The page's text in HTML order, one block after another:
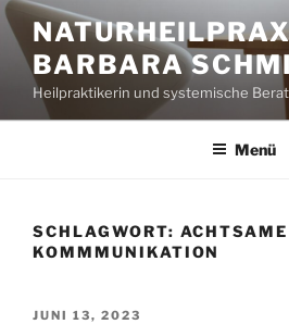
Zum
Inhalt
springenBARBARA
Heilpraktikerin und systemische
Menü
SCHLAGWORT: ACHTSAME
KOMMMUNIKATION
VERÖFFENTLICHT
JUNI 13, 2023